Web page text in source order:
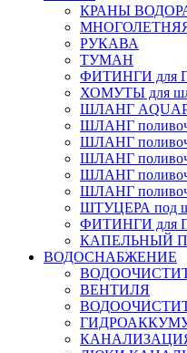
КРАНЫ
РУКАВА
ТУМАН
ФИТИНГИ для
ХОМУТЫ для
ШЛАНГ
ШЛАНГ
ШЛАНГ
ШЛАНГ
ШЛАНГ
ШЛАНГ
ШТУЦЕРА под
ФИТИНГИ для
КАПЕЛЬНЫЙ
ВОДОСНАБЖЕНИЕ
ВЕНТИЛЯ